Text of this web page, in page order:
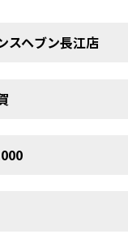
スヘブン長江店